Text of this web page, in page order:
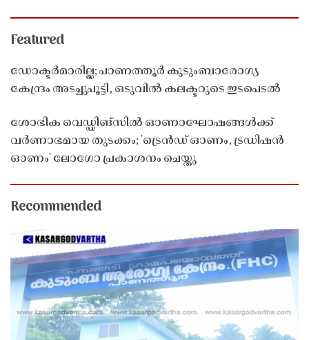
Featured
ഡോക്ടർമാരില്ല; പാണത്തൂർ കുടുംബാരോഗ്യ
കേന്ദ്രം അടച്ചുപൂട്ടി, ഒടുവിൽ കലക്ടറുടെ ഇടപെടൽ
ശോഭിക വെഡ്ഡിങ്സിൽ ഓണാഘോഷങ്ങൾക്ക്
വർണാഭമായ തുടക്കം; 'ട്രെൻഡ് ഓണം, ട്രഡിഷൻ
ഓണം' ലോഗോ പ്രകാശനം ചെയ്തു
Recommended